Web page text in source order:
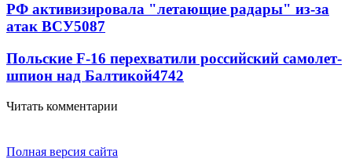
РФ активизировала "летающие радары" из-за
атак ВСУ5087
Польские F-16 перехватили российский самолет-
шпион над Балтикой4742
Читать комментарии
Полная версия сайта